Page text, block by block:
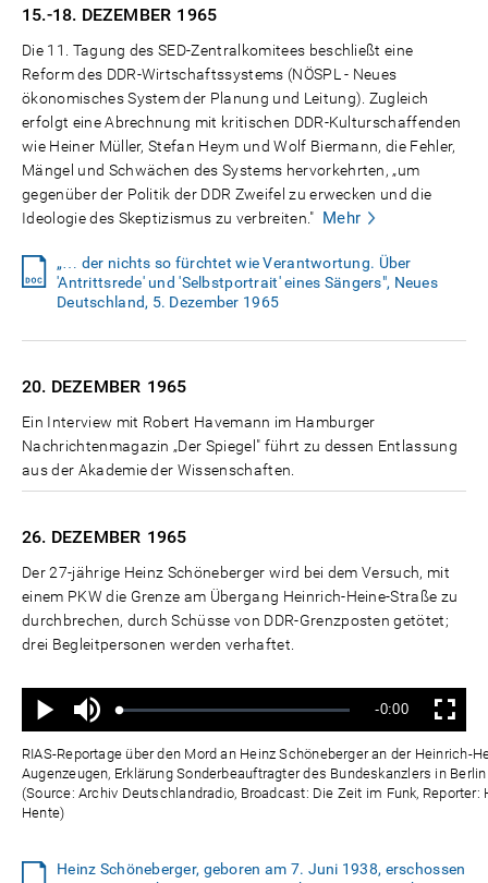
15.-18. DEZEMBER 1965
Die 11. Tagung des SED-Zentralkomitees beschließt eine
Reform des DDR-Wirtschaftssystems (NÖSPL - Neues
ökonomisches System der Planung und Leitung). Zugleich
erfolgt eine Abrechnung mit kritischen DDR-Kulturschaffenden
wie Heiner Müller, Stefan Heym und Wolf Biermann, die Fehler,
Mängel und Schwächen des Systems hervorkehrten, „um
gegenüber der Politik der DDR Zweifel zu erwecken und die
Ideologie des Skeptizismus zu verbreiten."
Mehr
„… der nichts so fürchtet wie Verantwortung. Über
'Antrittsrede' und 'Selbstportrait' eines Sängers", Neues
Deutschland, 5. Dezember 1965
20. DEZEMBER 1965
Ein Interview mit Robert Havemann im Hamburger
Nachrichtenmagazin „Der Spiegel" führt zu dessen Entlassung
aus der Akademie der Wissenschaften.
26. DEZEMBER 1965
Der 27-jährige Heinz Schöneberger wird bei dem Versuch, mit
einem PKW die Grenze am Übergang Heinrich-Heine-Straße zu
durchbrechen, durch Schüsse von DDR-Grenzposten getötet;
drei Begleitpersonen werden verhaftet.
Wiedergabe
Ton
aus
Geladen:
Status:
Verbleibende
Zeit
-0:00 Vollbild
RIAS-Reportage über den Mord an Heinz Schöneberger an der Heinrich-
Augenzeugen, Erklärung Sonderbeauftragter des Bundeskanzlers in
(Source: Archiv Deutschlandradio, Broadcast: Die Zeit im Funk, Reporter:
Hente)
Heinz Schöneberger, geboren am 7. Juni 1938, erschossen